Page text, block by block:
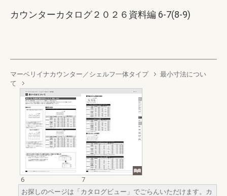
カウンターカタログ２０２６資料編 6-7(8-9)
マーベリイナカウンター／シェルフ一体タイプ
最小寸法につい
て
6
7
お探しのページは「カタログビュー」でごらんいただけます。カ